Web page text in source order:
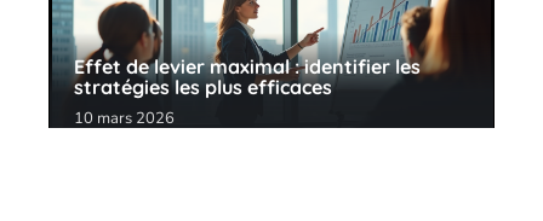
Effet de levier maximal : identifier les
stratégies les plus efficaces
10 mars 2026